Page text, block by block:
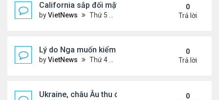
California sắp đối mặt đợt nắng nóng hơn 43 độ C
byVietNews Thứ 5 Tháng 8 21, 2025 4:58 pm
0
Trả lời
Lý do Nga muốn kiểm soát toàn bộ vùng Donbass
byVietNews Thứ 4 Tháng 8 20, 2025 4:44 pm
0
Trả lời
Ukraine, châu Âu thu được gì từ cuộc họp với
0